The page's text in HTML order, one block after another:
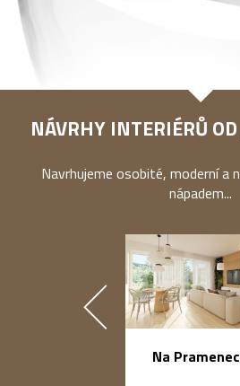
NÁVRHY INTERIÉRŮ OD
Navrhujeme osobité, moderní a
nápadem...
Na